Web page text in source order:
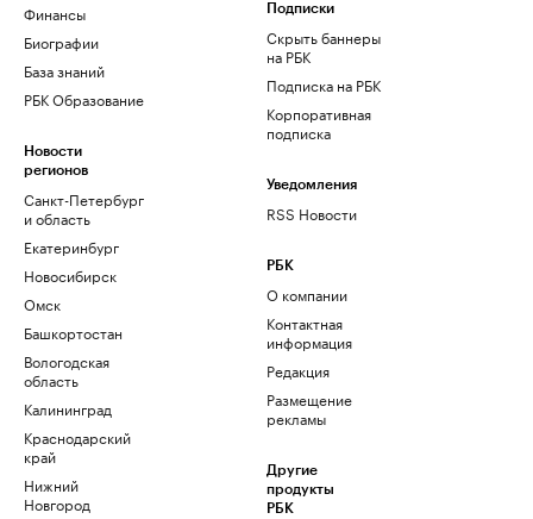
Финансы
Биографии
База знаний
РБК Образование
Новости
регионов
Санкт-Петербург
и область
Екатеринбург
Новосибирск
Омск
Башкортостан
Вологодская
область
Калининград
Краснодарский
край
Нижний
Новгород
Подписки
Скрыть баннеры
на РБК
Подписка на РБК
Корпоративная
подписка
Уведомления
RSS Новости
РБК
О компании
Контактная
информация
Редакция
Размещение
рекламы
Другие
продукты
РБК